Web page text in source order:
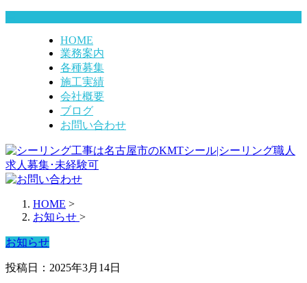
HOME
業務案内
各種募集
施工実績
会社概要
ブログ
お問い合わせ
HOME >
お知らせ >
お知らせ
投稿日：2025年3月14日